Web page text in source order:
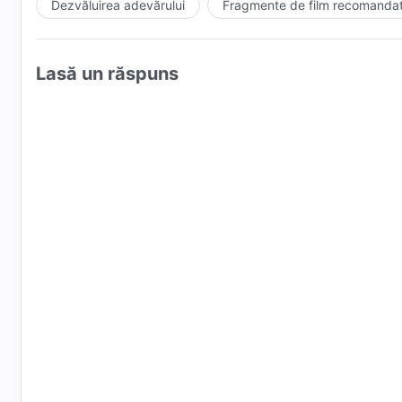
Dezvăluirea adevărului Fragmente de film
Lasă un răspuns